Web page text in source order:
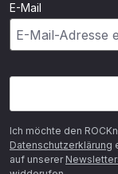
E-Mail
Ich möchte den
Datenschutzerklärung
auf unserer